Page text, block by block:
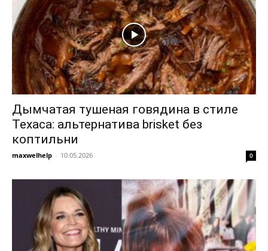
Дымчатая тушеная говядина в стиле
Техаса: альтернатива brisket без
коптильни
maxwelhelp - 10.05.2026 0